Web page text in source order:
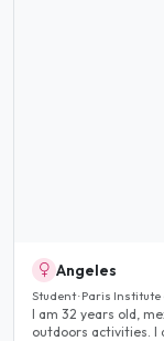
Angeles
Student · Paris
I am 32 years old,